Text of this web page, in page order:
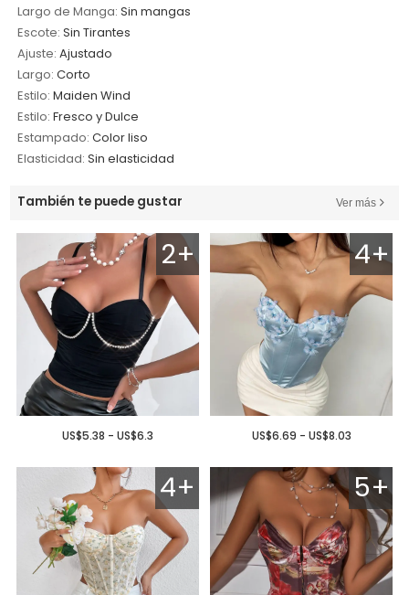
Largo de Manga: Sin mangas
Escote: Sin Tirantes
Ajuste: Ajustado
Largo: Corto
Estilo: Maiden Wind
Estilo: Fresco y Dulce
Estampado: Color liso
Elasticidad: Sin elasticidad
También te puede gustar Ver más
2+
US$5.38 - US$6.3
4+
US$6.69 - US$8.03
4+ 5+